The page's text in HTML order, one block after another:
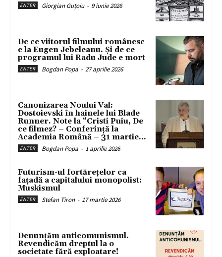
ENTER Giorgian Guțoiu - 9 iunie 2026
De ce viitorul filmului românesc
e la Eugen Jebeleanu. Și de ce
programul lui Radu Jude e mort
ENTER Bogdan Popa - 27 aprilie 2026
Canonizarea Noului Val:
Dostoievski în hainele lui Blade
Runner. Note la “Cristi Puiu, De
ce filmez? – Conferință la
Academia Română – 31 martie...
ENTER Bogdan Popa - 1 aprilie 2026
Futurism-ul fortărețelor ca
fațadă a capitalului monopolist:
Muskismul
ENTER Stefan Tiron - 17 martie 2026
Denunțăm anticomunismul.
Revendicăm dreptul la o
societate fără exploatare!